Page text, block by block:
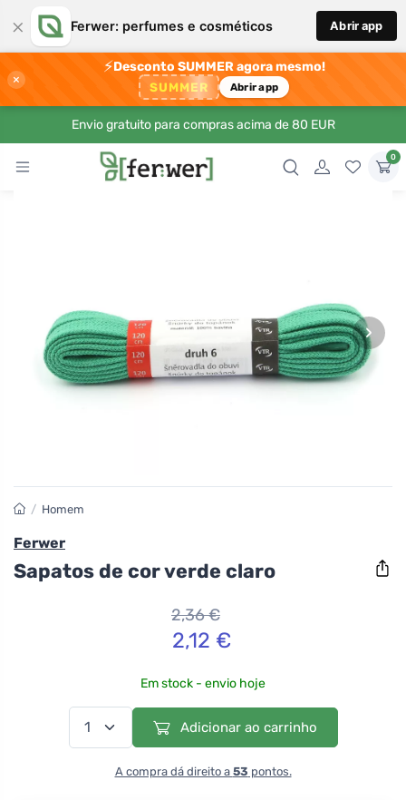
× Ferwer: perfumes e cosméticos Abrir app
×
⚡Desconto SUMMER agora mesmo!
SUMMER Abrir app
Envio gratuito para compras acima de 80 EUR
0
›
/ Homem
Ferwer
Sapatos de cor verde claro
2,36 €
2,12 €
Em stock - envio hoje
Adicionar ao carrinho
A compra dá direito a 53 pontos.